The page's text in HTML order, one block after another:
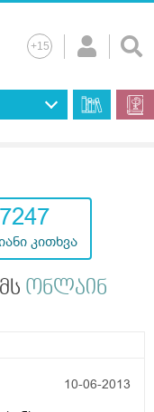
7247
კითხვა
ონლაინ
10-06-2013